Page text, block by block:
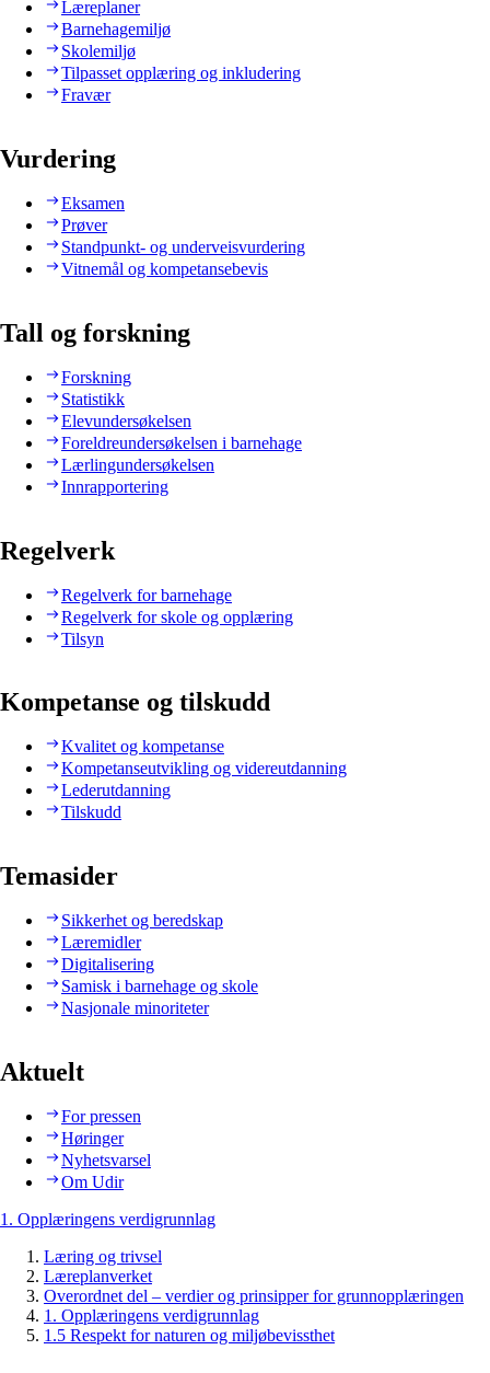
Læreplaner
Barnehagemiljø
Skolemiljø
Tilpasset opplæring og inkludering
Fravær
Vurdering
Eksamen
Prøver
Standpunkt- og underveisvurdering
Vitnemål og kompetansebevis
Tall og forskning
Forskning
Statistikk
Elevundersøkelsen
Foreldreundersøkelsen i barnehage
Lærlingundersøkelsen
Innrapportering
Regelverk
Regelverk for barnehage
Regelverk for skole og opplæring
Tilsyn
Kompetanse og tilskudd
Kvalitet og kompetanse
Kompetanseutvikling og videreutdanning
Lederutdanning
Tilskudd
Temasider
Sikkerhet og beredskap
Læremidler
Digitalisering
Samisk i barnehage og skole
Nasjonale minoriteter
Aktuelt
For pressen
Høringer
Nyhetsvarsel
Om Udir
1. Opplæringens verdigrunnlag
Læring og trivsel
Læreplanverket
Overordnet del – verdier og prinsipper for grunnopplæringen
1. Opplæringens verdigrunnlag
1.5 Respekt for naturen og miljøbevissthet